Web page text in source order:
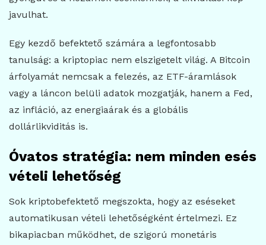
javulhat.
Egy kezdő befektető számára a legfontosabb
tanulság: a kriptopiac nem elszigetelt világ. A Bitcoin
árfolyamát nemcsak a felezés, az ETF-áramlások
vagy a láncon belüli adatok mozgatják, hanem a Fed,
az infláció, az energiaárak és a globális
dollárlikviditás is.
Óvatos stratégia: nem minden esés
vételi lehetőség
Sok kriptobefektető megszokta, hogy az eséseket
automatikusan vételi lehetőségként értelmezi. Ez
bikapiacban működhet, de szigorú monetáris